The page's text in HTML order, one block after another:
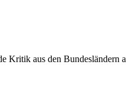
Kritik aus den Bundesländern